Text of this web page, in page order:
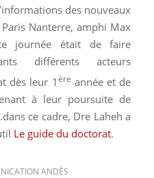
des nouveaux
Nanterre, amphi Max
journée était de faire
différents acteurs
dès leur 1ère année et de
à leur poursuite de
ce cadre, Dre Laheh a
Le guide du doctorat.
ANDÈS